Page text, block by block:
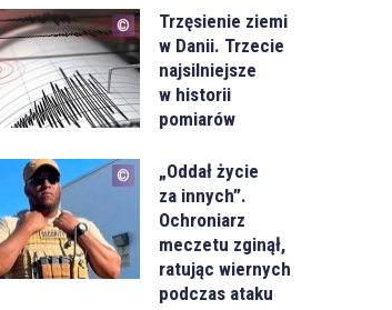
Trzęsienie ziemi
w Danii. Trzecie
najsilniejsze
w historii
pomiarów
„Oddał życie
za innych”.
Ochroniarz
meczetu zginął,
ratując wiernych
podczas ataku